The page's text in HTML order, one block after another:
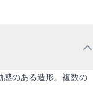
のある造形。複数の